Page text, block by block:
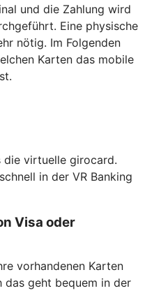
und die Zahlung wird
Eine physische
nötig. Im Folgenden
Karten das mobile
die virtuelle girocard.
in der VR Banking
Visa oder
vorhandenen Karten
das geht bequem in der